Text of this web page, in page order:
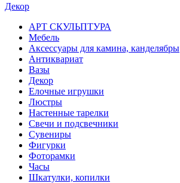
Декор
АРТ СКУЛЬПТУРА
Мебель
Аксессуары для камина, канделябры
Антиквариат
Вазы
Декор
Елочные игрушки
Люстры
Настенные тарелки
Свечи и подсвечники
Сувениры
Фигурки
Фоторамки
Часы
Шкатулки, копилки